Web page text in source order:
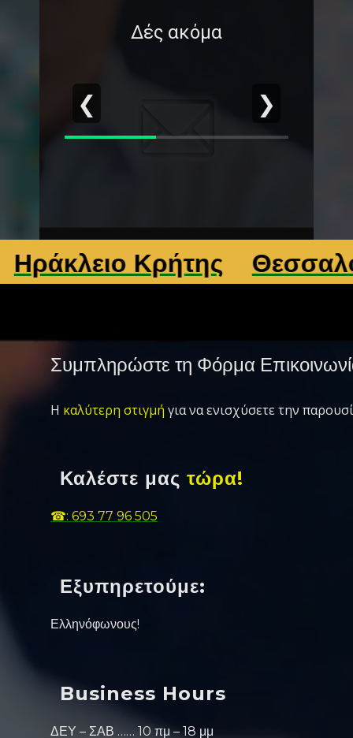
Δές ακόμα
❮ ❯
Κρήτης
Συμπληρώστε τη Φόρμα
Η καλύτερη στιγμή για να ενισχύσετε την
Καλέστε μας τώρα!
☎: 693 77 96 505
Εξυπηρετούμε:
Ελληνόφωνους!
Business Hours
ΔΕΥ – ΣΑΒ …… 10 πμ – 18 μμ